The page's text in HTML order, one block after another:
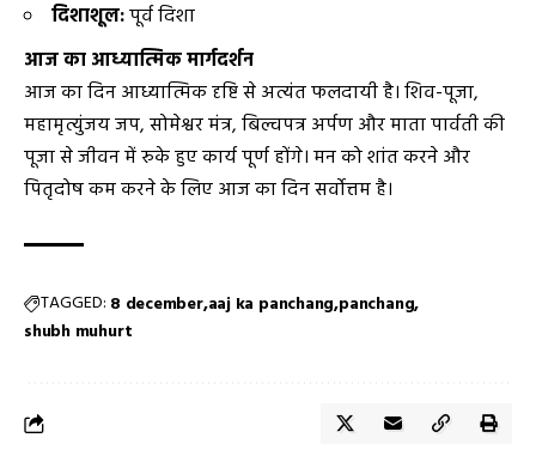
दिशाशूल:पूर्व दिशा
आज का आध्यात्मिक मार्गदर्शन
आज का दिन आध्यात्मिक दृष्टि से अत्यंत फलदायी है। शिव-पूजा,
महामृत्युंजय जप, सोमेश्वर मंत्र, बिल्वपत्र अर्पण और माता पार्वती की
पूजा से जीवन में रुके हुए कार्य पूर्ण होंगे। मन को शांत करने और
पितृदोष कम करने के लिए आज का दिन सर्वोत्तम है।
TAGGED: 8 decemberaaj ka panchang panchang
shubh muhurt